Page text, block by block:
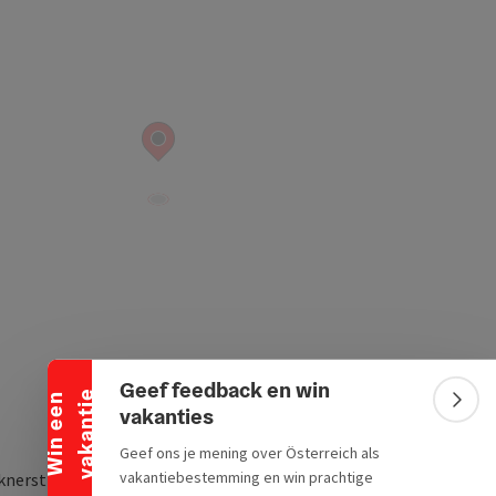
W
i
n
e
e
n
v
a
k
a
n
t
ie
Banner inklappen
Geef feedback en win
vakanties
Geef ons je mening over Österreich als
vakantiebestemming en win prachtige
11